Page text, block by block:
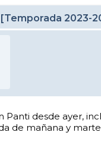
2023-
Panti desde ayer,
de mañana y